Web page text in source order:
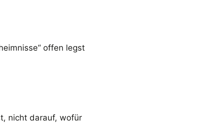
offen legst
nicht darauf, wofür